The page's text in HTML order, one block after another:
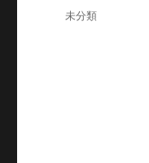
稿
カ
未分類